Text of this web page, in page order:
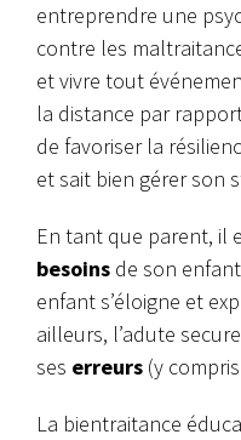
entreprendre une
contre les
et vivre tout
la distance par
de favoriser la
et sait bien gérer son
En tant que parent, il
besoins de son
enfant s’éloigne et
ailleurs, l’adute
ses erreurs (y
La bientraitance